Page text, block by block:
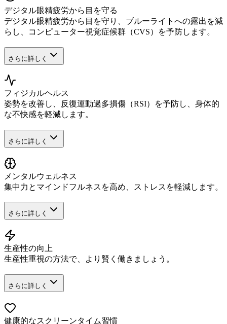
デジタル眼精疲労から目を守る
デジタル眼精疲労から目を守り、ブルーライトへの露出を減
らし、コンピューター視覚症候群（CVS）を予防します。
さらに詳しく
フィジカルヘルス
姿勢を改善し、反復運動過多損傷（RSI）を予防し、身体的
な不快感を軽減します。
さらに詳しく
メンタルウェルネス
集中力とマインドフルネスを高め、ストレスを軽減します。
さらに詳しく
生産性の向上
生産性重視の方法で、より賢く働きましょう。
さらに詳しく
健康的なスクリーンタイム習慣